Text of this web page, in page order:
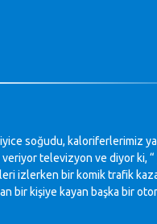
soğudu, kaloriferlerimiz
televizyon ve diyor ki, “
izlerken bir komik trafik
bir kişiye kayan başka bir